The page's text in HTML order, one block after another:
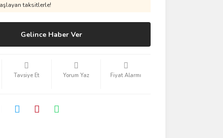
taksitlerle!
Gelince Haber Ver
Tavsiye Et Yorum Yaz Fiyat Alarmı